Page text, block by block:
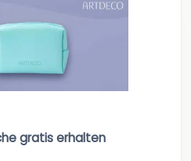
gratis erhalten